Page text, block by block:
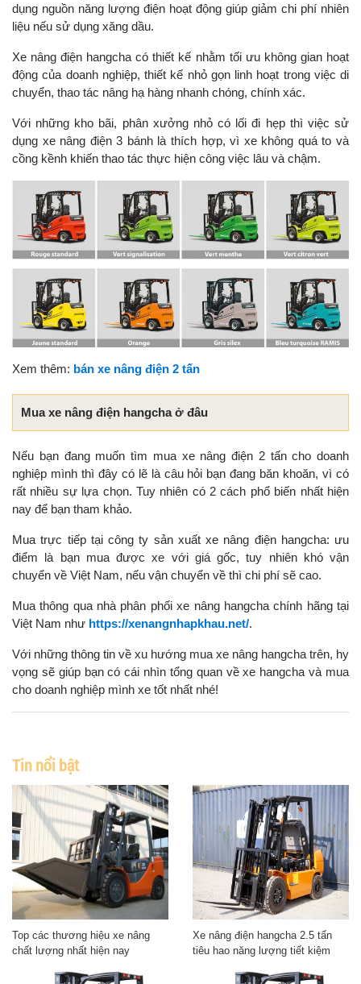
dụng nguồn năng lượng điện hoạt động giúp giảm chi phí nhiên
liệu nếu sử dụng xăng dầu.
Xe nâng điện hangcha có thiết kế nhằm tối ưu không gian hoạt
động của doanh nghiệp, thiết kế nhỏ gọn linh hoạt trong việc di
chuyển, thao tác nâng hạ hàng nhanh chóng, chính xác.
Với những kho bãi, phân xưởng nhỏ có lối đi hẹp thì việc sử
dụng xe nâng điện 3 bánh là thích hợp, vì xe không quá to và
cồng kềnh khiến thao tác thực hiện công việc lâu và chậm.
Xem thêm: bán xe nâng điện 2 tấn
Mua xe nâng điện hangcha ở đâu
Nếu bạn đang muốn tìm mua xe nâng điện 2 tấn cho doanh
nghiệp mình thì đây có lẽ là câu hỏi bạn đang băn khoăn, vì có
rất nhiều sự lựa chọn. Tuy nhiên có 2 cách phổ biến nhất hiện
nay để bạn tham khảo.
Mua trực tiếp tại công ty sản xuất xe nâng điện hangcha: ưu
điểm là bạn mua được xe với giá gốc, tuy nhiên khó vận
chuyển về Việt Nam, nếu vận chuyển về thì chi phí sẽ cao.
Mua thông qua nhà phân phối xe nâng hangcha chính hãng tại
Việt Nam như https://xenangnhapkhau.net/.
Với những thông tin về xu hướng mua xe nâng hangcha trên, hy
vọng sẽ giúp bạn có cái nhìn tổng quan về xe hangcha và mua
cho doanh nghiệp mình xe tốt nhất nhé!
Tin nổi bật
Top các thương hiệu xe nâng
chất lượng nhất hiện nay
Xe nâng điện hangcha 2.5 tấn
tiêu hao năng lượng tiết kiệm